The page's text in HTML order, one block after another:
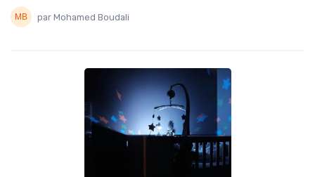
par Mohamed Boudali